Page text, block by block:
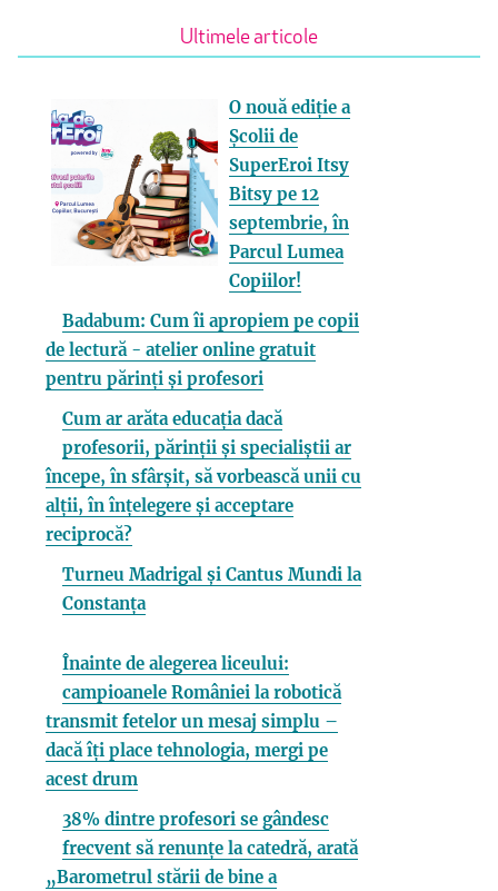
Ultimele articole
O nouă ediție a
Școlii de
SuperEroi Itsy
Bitsy pe 12
septembrie, în
Parcul Lumea
Copiilor!
Badabum: Cum îi apropiem pe copii
de lectură - atelier online gratuit
pentru părinți și profesori
Cum ar arăta educația dacă
profesorii, părinții și specialiștii ar
începe, în sfârșit, să vorbească unii cu
alții, în înțelegere și acceptare
reciprocă?
Turneu Madrigal și Cantus Mundi la
Constanța
Înainte de alegerea liceului:
campioanele României la robotică
transmit fetelor un mesaj simplu –
dacă îți place tehnologia, mergi pe
acest drum
38% dintre profesori se gândesc
frecvent să renunțe la catedră, arată
„Barometrul stării de bine a